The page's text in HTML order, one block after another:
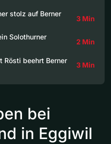
stolz auf Berner
3 Min
Solothurner
2 Min
Rösti beehrt Berner
3 Min
bei
in Eggiwil